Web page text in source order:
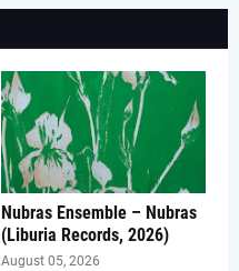
Nubras Ensemble – Nubras
(Liburia Records, 2026)
August 05, 2026